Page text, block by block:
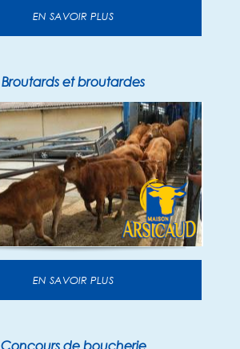
EN SAVOIR PLUS
Broutards et broutardes
EN SAVOIR PLUS
Concours de boucherie